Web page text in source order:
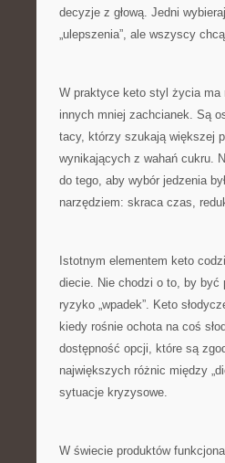
decyzje z głową. Jedni
„ulepszenia”, ale wszyscy
W praktyce keto styl życia ma
innych mniej zachcianek. Są
tacy, którzy szukają większej
wynikających z wahań cukru.
do tego, aby wybór jedzenia
narzędziem: skraca czas,
Istotnym elementem keto
diecie. Nie chodzi o to, by
ryzyko „wpadek”. Keto
kiedy rośnie ochota na coś
dostępność opcji, które są
największych różnic między
sytuacje kryzysowe.
W świecie produktów